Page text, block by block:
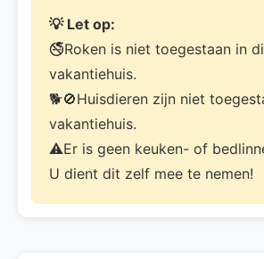
💡 Let op:
🚭Roken is niet toegestaan in
vakantiehuis.
🐕🚫Huisdieren zijn niet
vakantiehuis.
⚠️Er is geen keuken- of
U dient dit zelf mee te nemen!